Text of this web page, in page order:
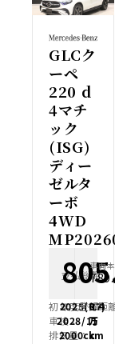
GLCク
ーペ
220 d
4マチ
ック
(ISG)
ディー
ゼルタ
ーボ
4WD
支払総額
車両
初年度登録：
2025(R7)
車検：
2028/11
排気量：
2000cc
走行距
0.4
万
km